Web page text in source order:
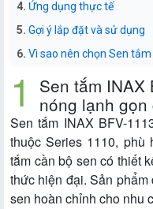
Ứng dụng thực tế
Gợi ý lắp đặt và sử dụng
Vì sao nên chọn Sen
Sen tắm INAX
nóng lạnh
Sen tắm INAX BFV-
thuộc Series 1110, phù
tắm cần bộ sen có thiết
thức hiện đại. Sản
sen hoàn chỉnh cho nhu